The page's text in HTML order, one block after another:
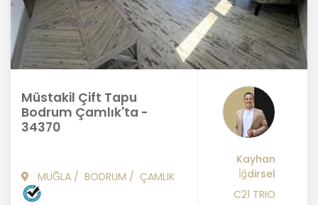
Müstakil Çift Tapu
Bodrum Çamlık'ta -
34370
MUĞLA / BODRUM / ÇAMLIK
Kayhan
İğdirsel
C21 TRIO